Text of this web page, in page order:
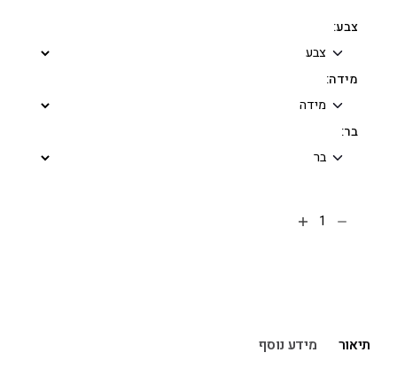
צבע:
מידה:
בר:
תיאור מידע נוסף